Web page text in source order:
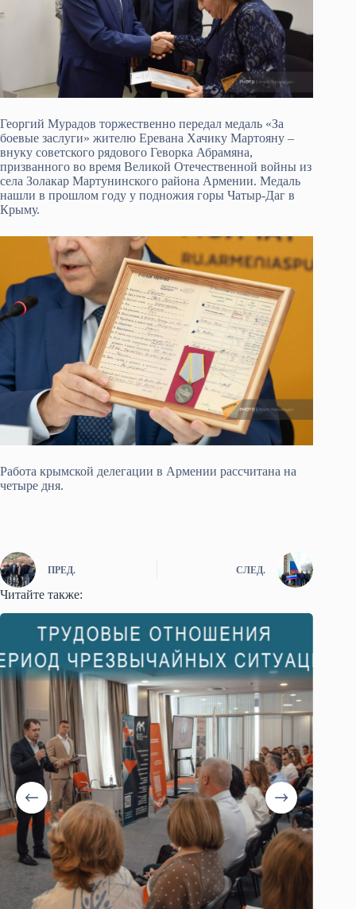
Георгий Мурадов торжественно передал медаль «За
боевые заслуги» жителю Еревана Хачику Мартояну –
внуку советского рядового Геворка Абрамяна,
призванного во время Великой Отечественной войны из
села Золакар Мартунинского района Армении. Медаль
нашли в прошлом году у подножия горы Чатыр-Даг в
Крыму.
Работа крымской делегации в Армении рассчитана на
четыре дня.
ПРЕД. СЛЕД.
Читайте также: